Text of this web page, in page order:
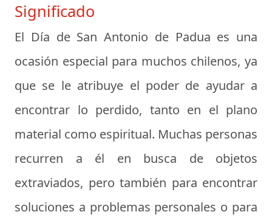
Significado
El Día de San Antonio de Padua es una
ocasión especial para muchos chilenos, ya
que se le atribuye el poder de ayudar a
encontrar lo perdido, tanto en el plano
material como espiritual. Muchas personas
recurren a él en busca de objetos
extraviados, pero también para encontrar
soluciones a problemas personales o para